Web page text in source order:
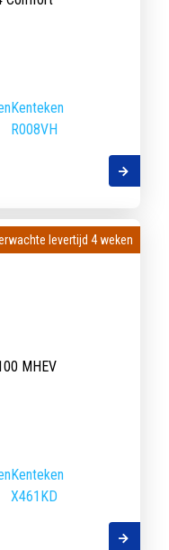
Kenteken
R008VH
levertijd 4 weken
levertijd 4 weken
Kenteken
X461KD